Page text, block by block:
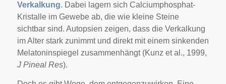
Verkalkung. Dabei lagern sich Calciumphosphat-
Kristalle im Gewebe ab, die wie kleine Steine
sichtbar sind. Autopsien zeigen, dass die Verkalkung
im Alter stark zunimmt und direkt mit einem sinkenden
Melatoninspiegel zusammenhängt (Kunz et al., 1999,
J Pineal Res).